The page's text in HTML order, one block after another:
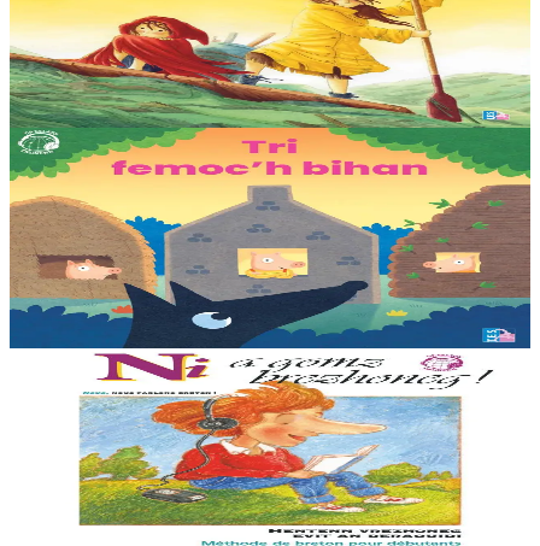
La mer est devenue une immense décharge dépourvue de vie sous-
marine. Deux soeurs survivent sur une île de plastique, au milieu des
déchets. Mais un évènement...
En stock25,00 €
3 ans et plus
TES
Les trois petits cochons
Il était une fois trois joyeux petits cochons qui vivaient avec leurs
parents. Il était temps pour chacun d’avoir sa propre maison ! Cette
collection propose...
12,00 €
11 ans et plus
Ni a gomz brezhoneg (méthode de langue)
Méthode de breton pour les débutants du lycée. Sans CD : un code
dans le livre permet d’écouter les enregistrements en ligne.
Troisième édition.